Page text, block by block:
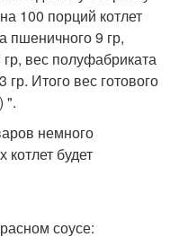
100 порций котлет
пшеничного 9 гр,
вес полуфабриката
Итого вес готового
".
немного
котлет будет
соусе: